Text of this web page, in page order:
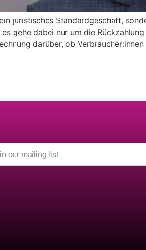
juristisches Standardgeschäft,
gehe dabei nur um die
darüber, ob